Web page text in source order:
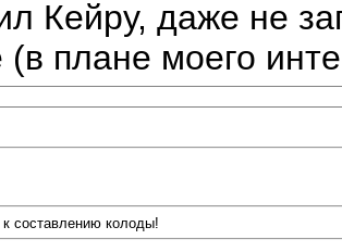
Кейру, даже не
(в плане моего
составлению колоды!